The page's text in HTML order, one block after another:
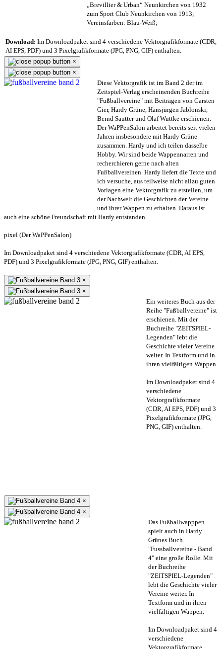
„Brevillier & Urban“ Neunkirchen von 1932
zum Sport Club Neunkirchen von 1913;
Vereinsfarben: Blau-Weiß;
Download: Im Downloadpaket sind 4 verschiedene Vektorgrafikformate (CDR,
AI EPS, PDF) und 3 Pixelgrafikformate (JPG, PNG, GIF) enthalten.
×
×
Diese Vektorgrafik ist im Band 2 der im
Zeitspiel-Verlag erscheinenden Buchreihe
"Fußballvereine" mit Beiträgen von Carsten
Gier, Hardy Grüne, Hansjürgen Jablonski,
Bernd Sautter und Olaf Wuttke erschienen.
Der WaPPenSalon arbeitet bereits seit vielen
Jahren insbesondere mit Hardy Grüne
zusammen. Hardy und ich teilen dasselbe
Hobby. Wir sind beide Wappennarren und
recherchieren gerne nach alten
Fußballvereinen. Hardy liefert die Texte und
ich versuche, aus teilweise nicht allzu guten
Vorlagen eine Vektorgrafik zu erstellen, um
der Nachwelt die Geschichten der Vereine
und ihrer Wappen zu erhalten. Daraus ist
auch eine schöne Freundschaft mit Hardy entstanden.
pixel (Der WaPPenSalon)
Im Downloadpaket sind 4 verschiedene Vektorgrafikformate (CDR, AI EPS,
PDF) und 3 Pixelgrafikformate (JPG, PNG, GIF) enthalten.
×
×
Ein weiteres Buch aus der
Reihe "Fußballvereine" ist
erschienen. Mit der
Buchreihe "ZEITSPIEL-
Legenden" lebt die
Geschichte vieler Vereine
weiter. In Textform und in
ihren vielfältigen Wappen.
Im Downloadpaket sind 4
verschiedene
Vektorgrafikformate
(CDR, AI EPS, PDF) und 3
Pixelgrafikformate (JPG,
PNG, GIF) enthalten.
×
×
Das Fußballwapppen
spielt auch in Hardy
Grünes Buch
"Fussballvereine - Band
4" eine große Rolle. Mit
der Buchreihe
"ZEITSPIEL-Legenden"
lebt die Geschichte vieler
Vereine weiter. In
Textform und in ihren
vielfältigen Wappen.
Im Downloadpaket sind 4
verschiedene
Vektorgrafikformate